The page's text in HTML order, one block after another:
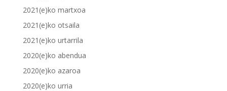
2021(e)ko martxoa
2021(e)ko otsaila
2021(e)ko urtarrila
2020(e)ko abendua
2020(e)ko azaroa
2020(e)ko urria